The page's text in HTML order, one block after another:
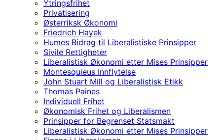
Ytringsfrihet
Privatisering
Østerriksk Økonomi
Friedrich Hayek
Humes Bidrag til Liberalistiske Prinsipper
Sivile Rettigheter
Liberalistisk Økonomi etter Mises Prinsipper
Montesquieus Innflytelse
John Stuart Mill og Liberalistisk Etikk
Thomas Paines
Individuell Frihet
Økonomisk Frihet og Liberalismen
Prinsipper for Begrenset Statsmakt
Liberalistisk Økonomi etter Mises Prinsipper